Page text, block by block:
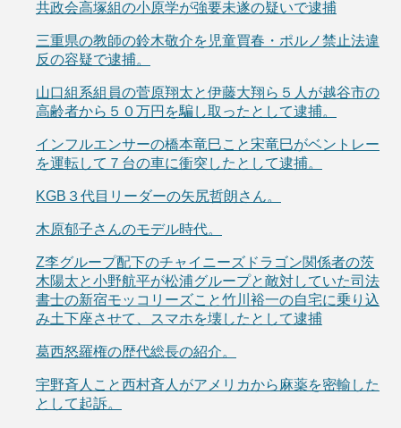
共政会高塚組の小原学が強要未遂の疑いで逮捕
三重県の教師の鈴木敬介を児童買春・ポルノ禁止法違
反の容疑で逮捕。
山口組系組員の菅原翔太と伊藤大翔ら５人が越谷市の
高齢者から５０万円を騙し取ったとして逮捕。
インフルエンサーの橋本竜巳こと宋竜巳がベントレー
を運転して７台の車に衝突したとして逮捕。
KGB３代目リーダーの矢尻哲朗さん。
木原郁子さんのモデル時代。
Z李グループ配下のチャイニーズドラゴン関係者の茨
木陽太と小野航平が松浦グループと敵対していた司法
書士の新宿モッコリーズこと竹川裕一の自宅に乗り込
み土下座させて、スマホを壊したとして逮捕
葛西怒羅権の歴代総長の紹介。
宇野斉人こと西村斉人がアメリカから麻薬を密輸した
として起訴。